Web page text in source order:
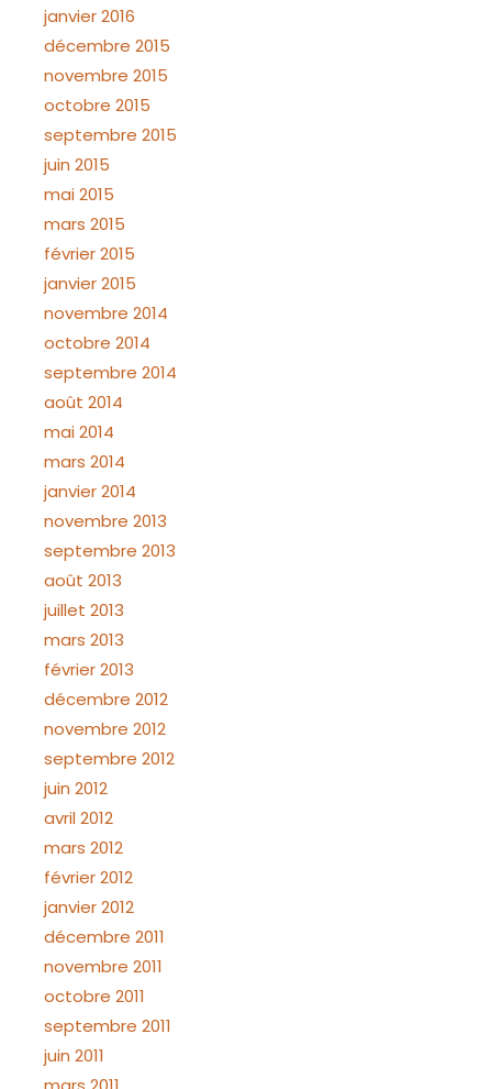
janvier 2016
décembre 2015
novembre 2015
octobre 2015
septembre 2015
juin 2015
mai 2015
mars 2015
février 2015
janvier 2015
novembre 2014
octobre 2014
septembre 2014
août 2014
mai 2014
mars 2014
janvier 2014
novembre 2013
septembre 2013
août 2013
juillet 2013
mars 2013
février 2013
décembre 2012
novembre 2012
septembre 2012
juin 2012
avril 2012
mars 2012
février 2012
janvier 2012
décembre 2011
novembre 2011
octobre 2011
septembre 2011
juin 2011